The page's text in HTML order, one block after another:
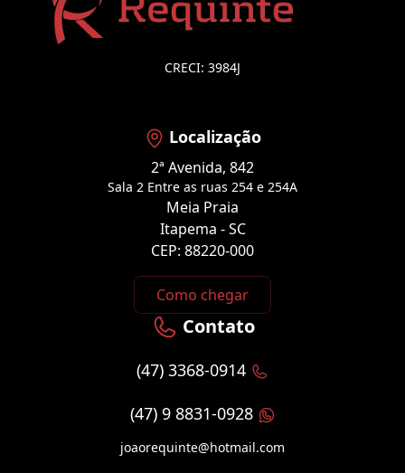
CRECI: 3984J
Localização
2ª Avenida, 842
Sala 2 Entre as ruas 254 e 254A
Meia Praia
Itapema - SC
CEP: 88220-000
Como chegar
Contato
(47) 3368-0914
(47) 9 8831-0928
joaorequinte@hotmail.com